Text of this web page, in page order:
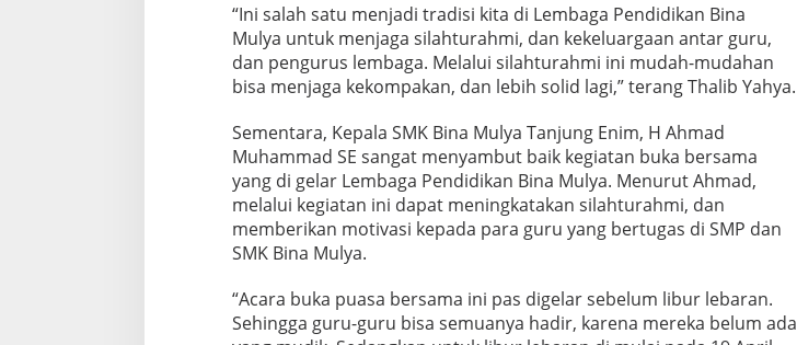
“Ini salah satu menjadi tradisi kita di Lembaga Pendidikan Bina
Mulya untuk menjaga silahturahmi, dan kekeluargaan antar guru,
dan pengurus lembaga. Melalui silahturahmi ini mudah-mudahan
bisa menjaga kekompakan, dan lebih solid lagi,” terang Thalib Yahya.
Sementara, Kepala SMK Bina Mulya Tanjung Enim, H Ahmad
Muhammad SE sangat menyambut baik kegiatan buka bersama
yang di gelar Lembaga Pendidikan Bina Mulya. Menurut Ahmad,
melalui kegiatan ini dapat meningkatakan silahturahmi, dan
memberikan motivasi kepada para guru yang bertugas di SMP dan
SMK Bina Mulya.
“Acara buka puasa bersama ini pas digelar sebelum libur lebaran.
Sehingga guru-guru bisa semuanya hadir, karena mereka belum ada